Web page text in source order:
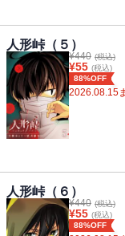
人形峠（５）
¥440 (税込)
¥55 (税込)
88%OFF
2026.08.15
人形峠（６）
¥440 (税込)
¥55 (税込)
88%OFF